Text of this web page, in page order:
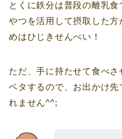
とくに鉄分は普段の離乳
やつを活用して摂取した
めはひじきせんべい！
ただ、手に持たせて食べ
ベタするので、お出かけ
れません^^;